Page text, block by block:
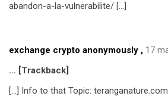
abandon-a-la-vulnerabilite/ […]
exchange crypto anonymously , 17
… [Trackback]
[…] Info to that Topic: